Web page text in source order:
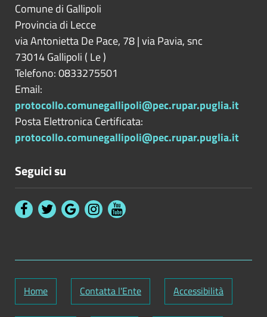
Comune di Gallipoli
Provincia di Lecce
via Antonietta De Pace, 78 | via Pavia, snc
73014Gallipoli ( Le)
Telefono: 0833275501
Email:
protocollo.comunegallipoli@pec.rupar.puglia.it
Posta Elettronica Certificata:
protocollo.comunegallipoli@pec.rupar.puglia.it
Seguici su
Home Contatta l'Ente Accessibilità